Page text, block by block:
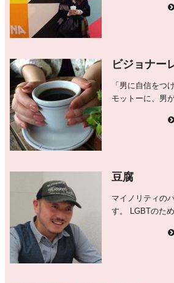
ビジョナー
「男に自信をつ
モットーに、男
豆腐
マイノリティの
す。 LGBTのた